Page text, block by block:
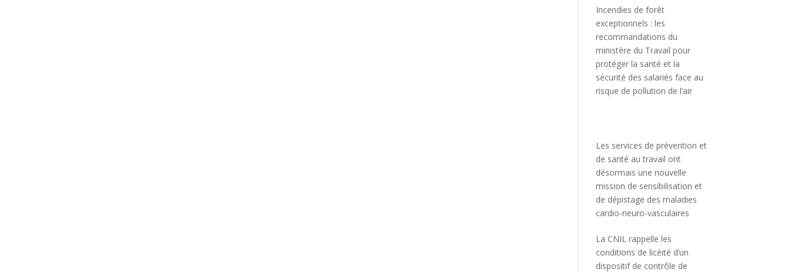
Incendies de forêt
exceptionnels : les
recommandations du
ministère du Travail pour
protéger la santé et la
sécurité des salariés face au
risque de pollution de l’air
Les services de prévention et
de santé au travail ont
désormais une nouvelle
mission de sensibilisation et
de dépistage des maladies
cardio-neuro-vasculaires
La CNIL rappelle les
conditions de licéité d’un
dispositif de contrôle de